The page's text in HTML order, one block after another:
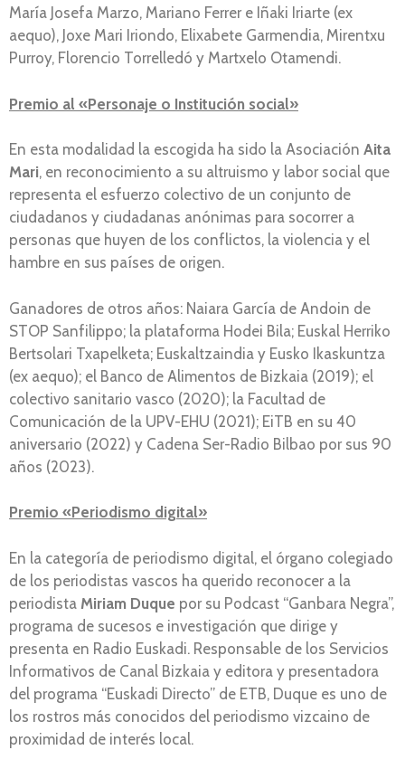
María Josefa Marzo, Mariano Ferrer e Iñaki Iriarte (ex
aequo), Joxe Mari Iriondo, Elixabete Garmendia, Mirentxu
Purroy, Florencio Torrelledó y Martxelo Otamendi.
Premio al «Personaje o Institución social»
En esta modalidad la escogida ha sido la Asociación Aita
Mari, en reconocimiento a su altruismo y labor social que
representa el esfuerzo colectivo de un conjunto de
ciudadanos y ciudadanas anónimas para socorrer a
personas que huyen de los conflictos, la violencia y el
hambre en sus países de origen.
Ganadores de otros años: Naiara García de Andoin de
STOP Sanfilippo; la plataforma Hodei Bila; Euskal Herriko
Bertsolari Txapelketa; Euskaltzaindia y Eusko Ikaskuntza
(ex aequo); el Banco de Alimentos de Bizkaia (2019); el
colectivo sanitario vasco (2020); la Facultad de
Comunicación de la UPV-EHU (2021); EiTB en su 40
aniversario (2022) y Cadena Ser-Radio Bilbao por sus 90
años (2023).
Premio «Periodismo digital»
En la categoría de periodismo digital, el órgano colegiado
de los periodistas vascos ha querido reconocer a la
periodista Miriam Duque por su Podcast “Ganbara Negra”,
programa de sucesos e investigación que dirige y
presenta en Radio Euskadi. Responsable de los Servicios
Informativos de Canal Bizkaia y editora y presentadora
del programa “Euskadi Directo” de ETB, Duque es uno de
los rostros más conocidos del periodismo vizcaino de
proximidad de interés local.